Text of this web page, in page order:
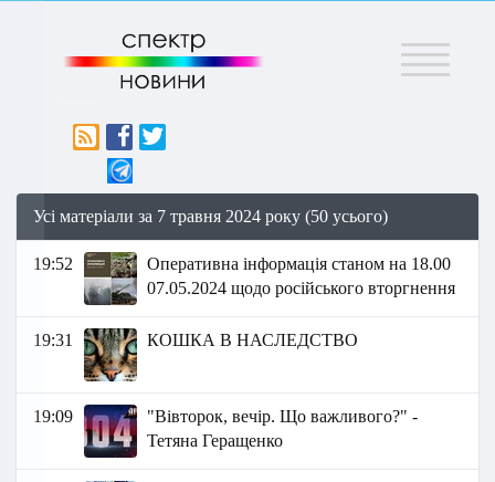
Меню
Усі матеріали за 7 травня 2024 року (50 усього)
19:52
Оперативна інформація станом на 18.00
07.05.2024 щодо російського вторгнення
19:31 КОШКА В НАСЛЕДСТВО
19:09
"Вівторок, вечір. Що важливого?" -
Тетяна Геращенко